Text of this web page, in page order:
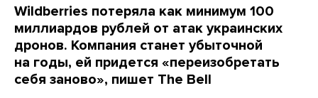
Wildberries потеряла как минимум 100
миллиардов рублей от атак украинских
дронов. Компания станет убыточной
на годы, ей придется «переизобретать
себя заново», пишет The Bell